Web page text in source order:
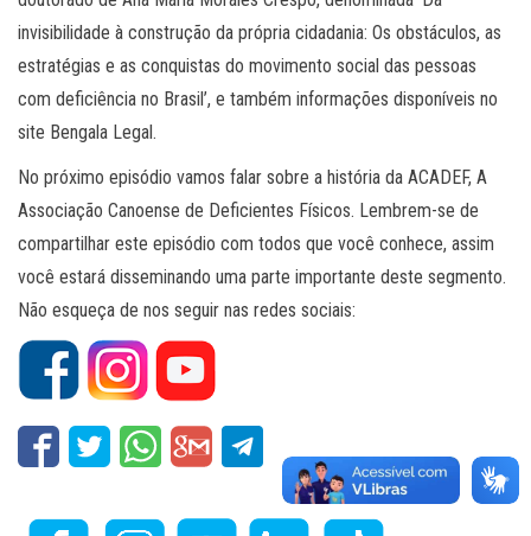
invisibilidade à construção da própria cidadania: Os obstáculos, as
estratégias e as conquistas do movimento social das pessoas
com deficiência no Brasil’, e também informações disponíveis no
site Bengala Legal.
No próximo episódio vamos falar sobre a história da ACADEF, A
Associação Canoense de Deficientes Físicos. Lembrem-se de
compartilhar este episódio com todos que você conhece, assim
você estará disseminando uma parte importante deste segmento.
Não esqueça de nos seguir nas redes sociais: